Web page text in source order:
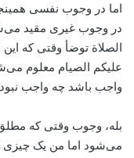
اما در وجوب نفسی
‌در وجوب غیری مقید
الصلاة توضأ وقتی که
علیکم الصیام معلوم
واجب باشد چه واجب
بله، وجوب وقتی که
می‌شود اما من یک